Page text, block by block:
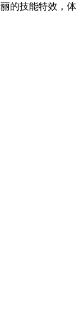
的技能特效，体